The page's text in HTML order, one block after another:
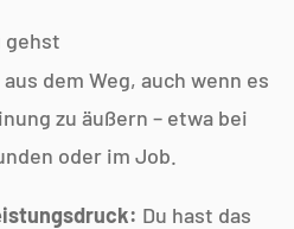
gehst
dem Weg, auch wenn es
zu äußern – etwa bei
oder im Job.
Du hast das